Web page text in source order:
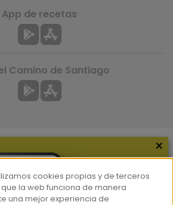
información
somos?
Hemeroteca
App de recetas
Camino de Santiago
×
cookies propias y de terceros
la web funciona de manera
una mejor experiencia de